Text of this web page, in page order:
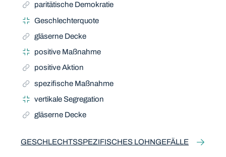
paritätische Demokratie
Geschlechterquote
gläserne Decke
positive Maßnahme
positive Aktion
spezifische Maßnahme
vertikale Segregation
gläserne Decke
GESCHLECHTSSPEZIFISCHES LOHNGEFÄLLE